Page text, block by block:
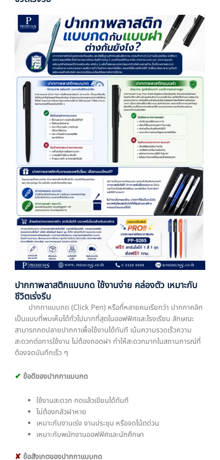
ปากกาพลาสติกแบบกด ใช้งานง่าย คล่องตัว เหมาะกับ
ชีวิตเร่งรีบ
ปากกาแบบกด (Click Pen) หรือที่หลายคนเรียกว่า ปากกาคลิก
เป็นแบบที่พบเห็นได้ทั่วไปมากที่สุดในออฟฟิศและโรงเรียน ลักษณะ
สามารถกดปลายปากกาเพื่อใช้งานได้ทันที เน้นความรวดเร็วความ
สะดวกต่อการใช้งาน ไม่ต้องถอดฝา ทำให้สะดวกมากในสถานการณ์ที่
ต้องจดบันทึกเร็ว ๆ
✔ ข้อดีของปากกาแบบกด
ใช้งานสะดวก กดแล้วเขียนได้ทันที
ไม่ต้องกลัวฝาหาย
เหมาะกับงานเร่ง งานประชุม หรือจดโน้ตด่วน
เหมาะกับพนักงานออฟฟิศและนักศึกษา
✘ ข้อสังเกตของปากกาแบบกด